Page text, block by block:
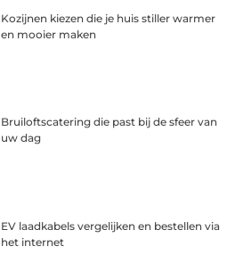
Kozijnen kiezen die je huis stiller warmer
en mooier maken
Bruiloftscatering die past bij de sfeer van
uw dag
EV laadkabels vergelijken en bestellen via
het internet